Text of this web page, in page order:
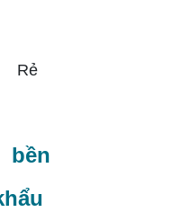
Rẻ
bền